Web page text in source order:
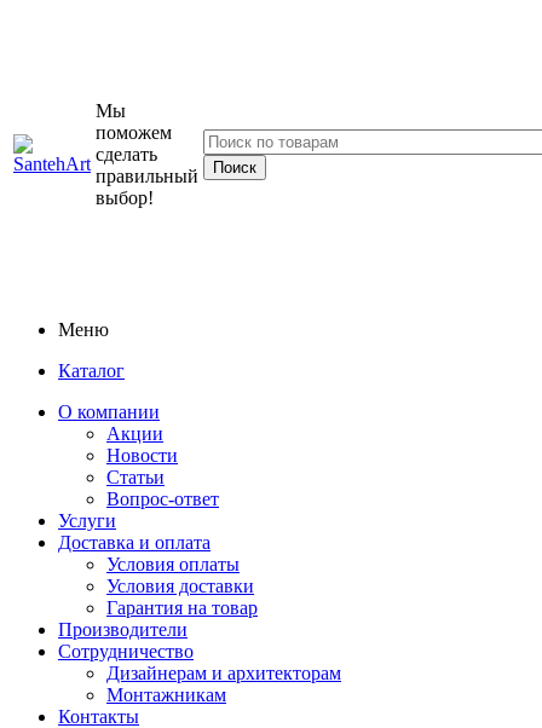
Мы
поможем
сделать
правильный
выбор!
Меню
Каталог
О компании
Акции
Новости
Статьи
Вопрос-ответ
Услуги
Доставка и оплата
Условия оплаты
Условия доставки
Гарантия на товар
Производители
Сотрудничество
Дизайнерам и архитекторам
Монтажникам
Контакты